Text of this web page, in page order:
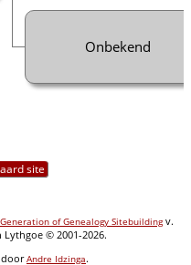
Onbekend
site
of Genealogy Sitebuildingv.
Lythgoe © 2001-2026.
doorAndre Idzinga.